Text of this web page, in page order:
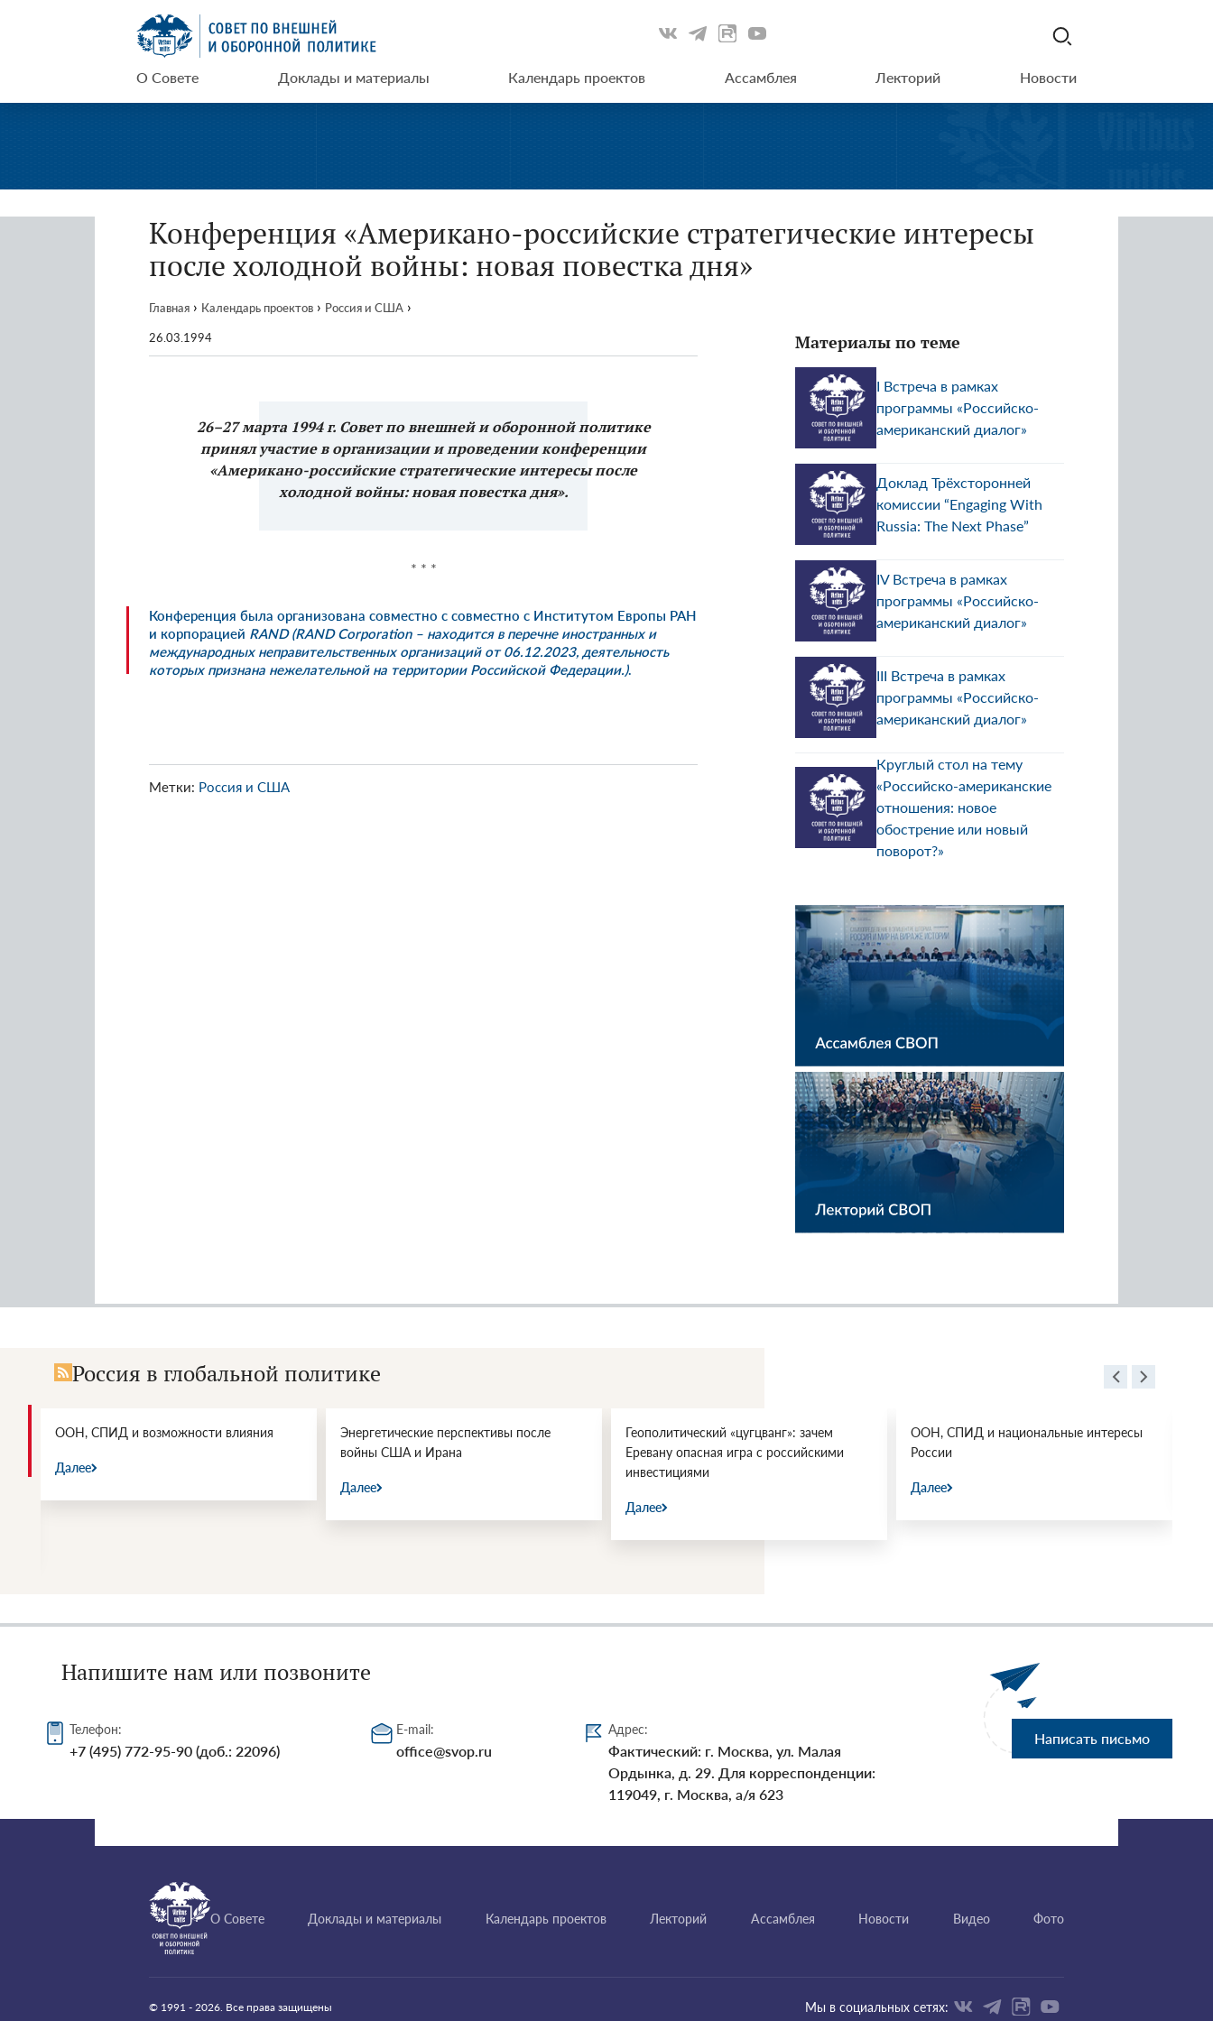
СВОП
О Совете Доклады и материалы Календарь проектов Ассамблея Лекторий Новости
Конференция «Американо-российские стратегические интересы
после холодной войны: новая повестка дня»
Главная › Календарь проектов › Россия и США ›
26.03.1994
26–27 марта 1994 г. Совет по внешней и оборонной политике
принял участие в организации и проведении конференции
«Американо-российские стратегические интересы после
холодной войны: новая повестка дня».
* * *
Конференция была организована совместно с совместно с Институтом Европы РАН
и корпорацией RAND (RAND Corporation – находится в перечне иностранных и
международных неправительственных организаций от 06.12.2023, деятельность
которых признана нежелательной на территории Российской Федерации.).
Метки: Россия и США
Материалы по теме
I Встреча в рамках
программы «Российско-
американский диалог»
Доклад Трёхсторонней
комиссии “Engaging With
Russia: The Next Phase”
IV Встреча в рамках
программы «Российско-
американский диалог»
III Встреча в рамках
программы «Российско-
американский диалог»
Круглый стол на тему
«Российско-американские
отношения: новое
обострение или новый
поворот?»
Россия в глобальной политике
ООН, СПИД и возможности влияния
Далее
Энергетические перспективы после
войны США и Ирана
Далее
Геополитический «цугцванг»: зачем
Еревану опасная игра с российскими
инвестициями
Далее
ООН, СПИД и национальные интересы
России
Далее
Напишите нам или позвоните
Телефон:
+7 (495) 772-95-90 (доб.: 22096)
E-mail:
office@svop.ru
Адрес:
Фактический: г. Москва, ул. Малая
Ордынка, д. 29. Для корреспонденции:
119049, г. Москва, а/я 623
Написать письмо
О Совете Доклады и материалы Календарь проектов Лекторий Ассамблея Новости Видео Фото
© 1991 - 2026. Все права защищены Мы в социальных сетях: